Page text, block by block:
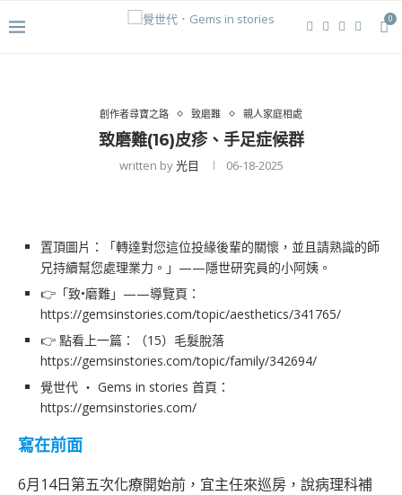
0
創作者尋寶之路 致磨難 親人家庭相處
致磨難(16)皮疹、手足症候群
written by光目 06-18-2025
置頂圖片：「轉達對您這位投緣後輩的關懷，並且請熟識的師
兄持續幫您處理業力。」——隱世研究員的小阿姨。
👉「致•磨難」——導覽頁：
https://gemsinstories.com/topic/aesthetics/341765/
👉 點看上一篇：（15）毛髮脫落
https://gemsinstories.com/topic/family/342694/
覺世代 ‧ Gems in stories 首頁：
https://gemsinstories.com/
寫在前面
6月14日第五次化療開始前，宜主任來巡房，說病理科補